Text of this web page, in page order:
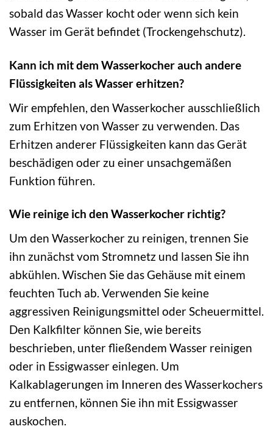
sobald das Wasser kocht oder wenn sich kein
Wasser im Gerät befindet (Trockengehschutz).
Kann ich mit dem Wasserkocher auch andere
Flüssigkeiten als Wasser erhitzen?
Wir empfehlen, den Wasserkocher ausschließlich
zum Erhitzen von Wasser zu verwenden. Das
Erhitzen anderer Flüssigkeiten kann das Gerät
beschädigen oder zu einer unsachgemäßen
Funktion führen.
Wie reinige ich den Wasserkocher richtig?
Um den Wasserkocher zu reinigen, trennen Sie
ihn zunächst vom Stromnetz und lassen Sie ihn
abkühlen. Wischen Sie das Gehäuse mit einem
feuchten Tuch ab. Verwenden Sie keine
aggressiven Reinigungsmittel oder Scheuermittel.
Den Kalkfilter können Sie, wie bereits
beschrieben, unter fließendem Wasser reinigen
oder in Essigwasser einlegen. Um
Kalkablagerungen im Inneren des Wasserkochers
zu entfernen, können Sie ihn mit Essigwasser
auskochen.